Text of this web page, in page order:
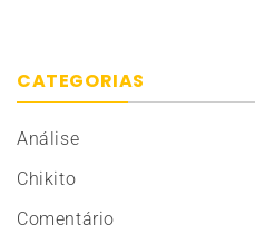
CATEGORIAS
Análise
Chikito
Comentário